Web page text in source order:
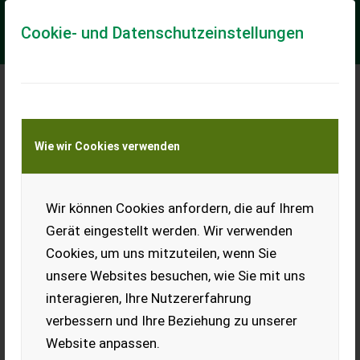
Cookie- und Datenschutzeinstellungen
Wie wir Cookies verwenden
Wir können Cookies anfordern, die auf Ihrem
Gerät eingestellt werden. Wir verwenden
Cookies, um uns mitzuteilen, wenn Sie
unsere Websites besuchen, wie Sie mit uns
interagieren, Ihre Nutzererfahrung
verbessern und Ihre Beziehung zu unserer
Website anpassen.
Meine Transportkostenanfrage
Transport von Land- und Baumaschinen –
KEINE Tiertransporte
Sonstige Technology Update für
Traubenpressen
Technology Update für Weinpressen ! Fagen sie nach wir
machen ihnen gerne ein Angebot.
EUR 0